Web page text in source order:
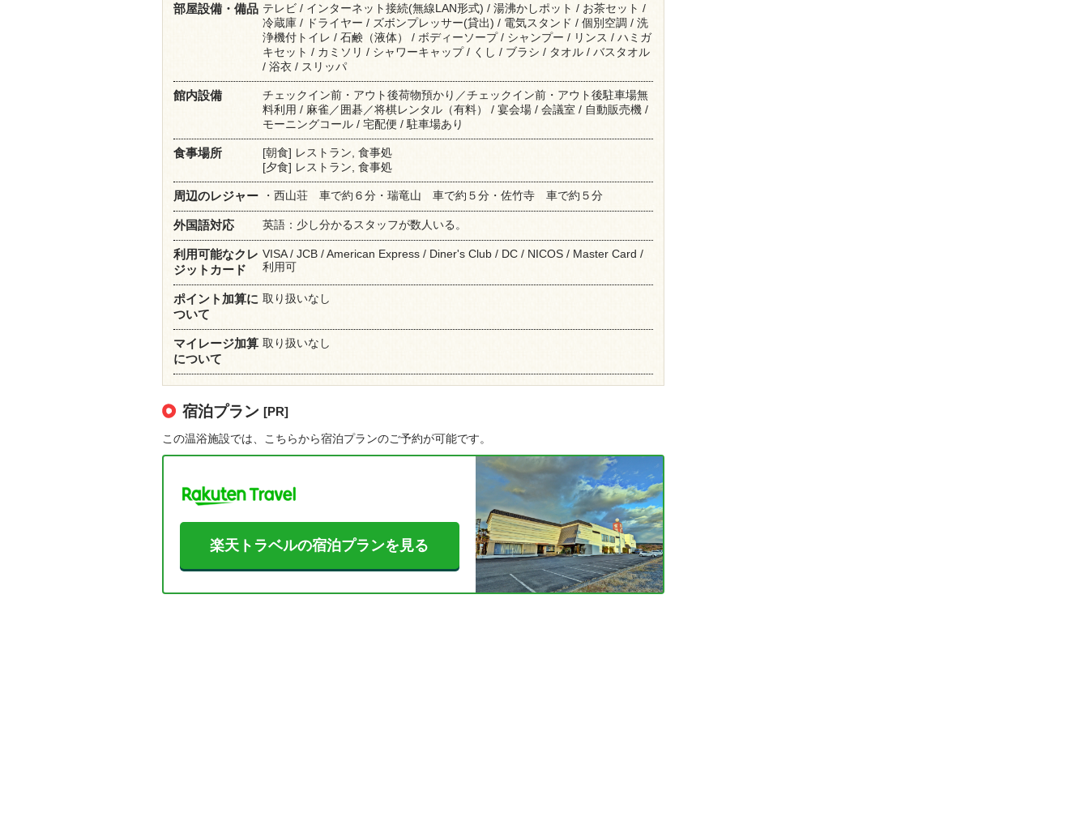
部屋設備・備品 テレビ / インターネット接続(無線LAN形式) / 湯沸かしポット / お茶セット /
冷蔵庫 / ドライヤー / ズボンプレッサー(貸出) / 電気スタンド / 個別空調 / 洗
浄機付トイレ / 石鹸（液体） / ボディーソープ / シャンプー / リンス / ハミガ
キセット / カミソリ / シャワーキャップ / くし / ブラシ / タオル / バスタオル
/ 浴衣 / スリッパ
館内設備
チェックイン前・アウト後荷物預かり／チェックイン前・アウト後駐車場無
料利用 / 麻雀／囲碁／将棋レンタル（有料） / 宴会場 / 会議室 / 自動販売機 /
モーニングコール / 宅配便 / 駐車場あり
食事場所
[朝食] レストラン, 食事処
[夕食] レストラン, 食事処
周辺のレジャー ・西山荘 車で約６分・瑞竜山 車で約５分・佐竹寺 車で約５分
外国語対応 英語：少し分かるスタッフが数人いる。
利用可能なクレ
ジットカード
VISA / JCB / American Express / Diner's Club / DC / NICOS / Master Card /
利用可
ポイント加算に
ついて
取り扱いなし
マイレージ加算
について
取り扱いなし
宿泊プラン [PR]
この温浴施設では、こちらから宿泊プランのご予約が可能です。
楽天トラベルの宿泊プランを見る